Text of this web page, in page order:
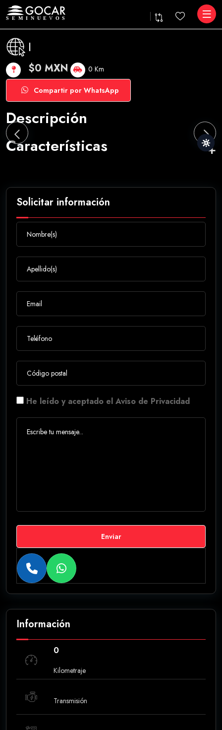
|
$0 MXN 0 Km
Compartir por WhatsApp
Descripción
Características
Solicitar información
He leído y aceptado el Aviso de Privacidad
Enviar
Información
0
Kilometraje
Transmisión